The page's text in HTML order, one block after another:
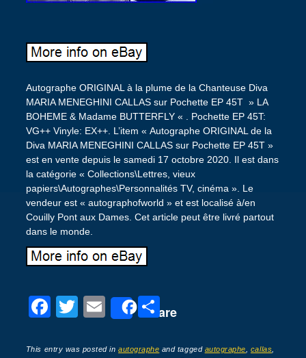
Autographe ORIGINAL à la plume de la Chanteuse Diva
MARIA MENEGHINI CALLAS sur Pochette EP 45T » LA
BOHEME & Madame BUTTERFLY « . Pochette EP 45T:
VG++ Vinyle: EX++. L’item « Autographe ORIGINAL de la
Diva MARIA MENEGHINI CALLAS sur Pochette EP 45T »
est en vente depuis le samedi 17 octobre 2020. Il est dans
la catégorie « Collections\Lettres, vieux
papiers\Autographes\Personnalités TV, cinéma ». Le
vendeur est « autographofworld » et est localisé à/en
Couilly Pont aux Dames. Cet article peut être livré partout
dans le monde.
F
c
T
tt
E
ail
Share
P
ta
This entry was posted inautographe and tagged autographe callas